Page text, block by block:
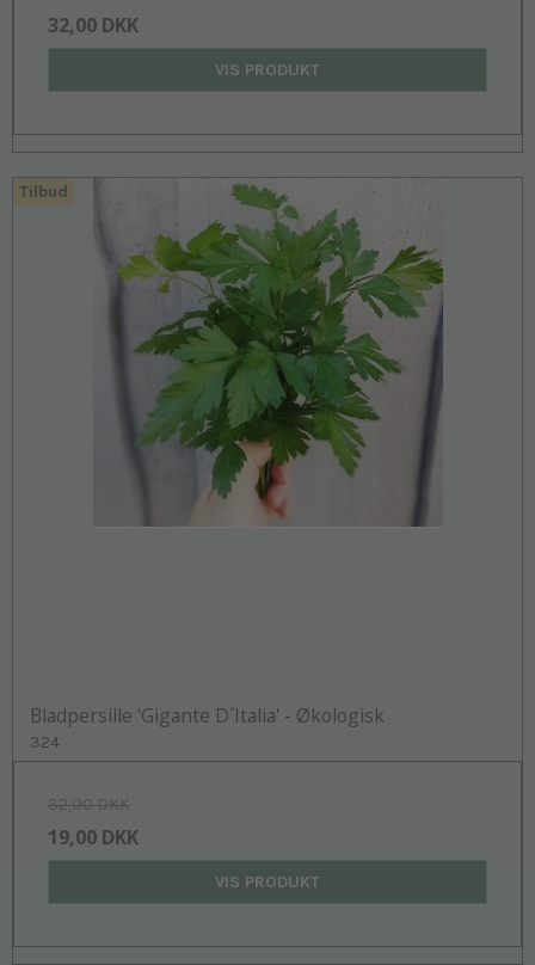
32,00 DKK
VIS PRODUKT
Tilbud
Bladpersille 'Gigante D´Italia' - Økologisk
324
32,00 DKK
19,00 DKK
VIS PRODUKT